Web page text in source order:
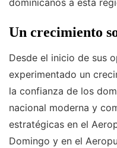
dominicanos a esta
Un crecimiento
Desde el inicio de sus
experimentado un
la confianza de los
nacional moderna y
estratégicas en el
Domingo y en el